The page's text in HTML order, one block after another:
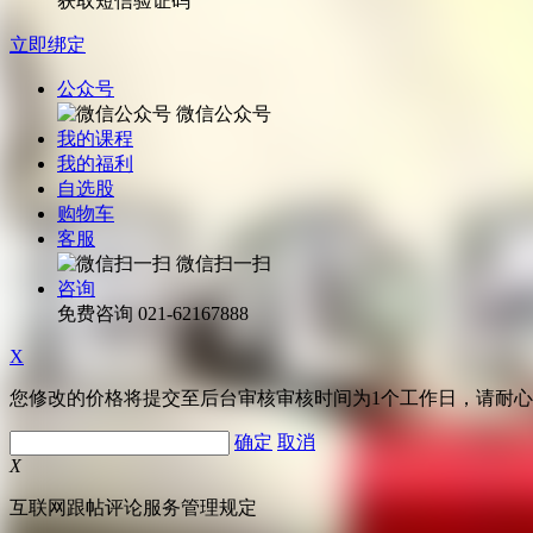
立即绑定
公众号
微信公众号
我的课程
我的福利
自选股
购物车
客服
微信扫一扫
咨询
免费咨询 021-62167888
X
您修改的价格将提交至后台审核审核时间为1个工作日，请耐
确定 取消
X
互联网跟帖评论服务管理规定